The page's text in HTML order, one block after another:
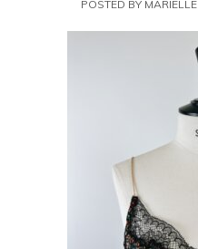
POSTED BY MARIELLE